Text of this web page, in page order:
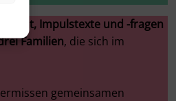
Impulstexte und -fragen
Familien, die sich im
gemeinsamen